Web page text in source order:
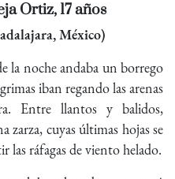
Ortiz, 17 años
México)
la noche andaba un borrego
iban regando las arenas
Entre llantos y balidos,
zarza, cuyas últimas hojas se
las ráfagas de viento helado.